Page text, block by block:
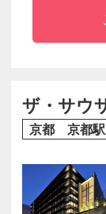
ザ・サウ
京都 京都駅